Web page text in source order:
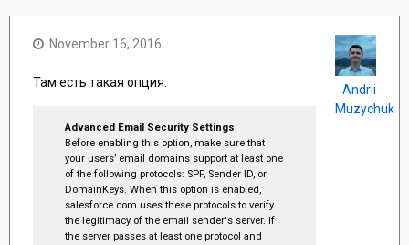
November 16, 2016
Там есть такая опция:
Advanced Email Security Settings
Before enabling this option, make sure that
your users’ email domains support at least one
of the following protocols: SPF, Sender ID, or
DomainKeys. When this option is enabled,
salesforce.com uses these protocols to verify
the legitimacy of the email sender's server. If
the server passes at least one protocol and
Andrii
Muzychuk